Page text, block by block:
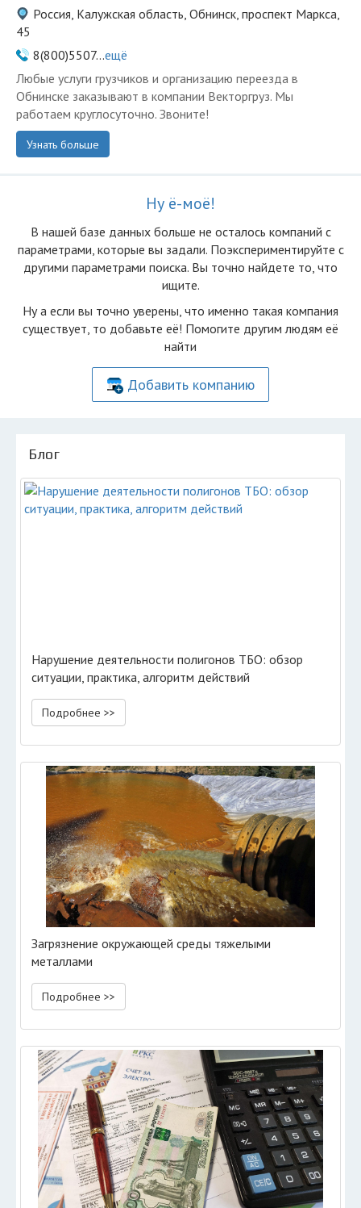
Россия, Калужская область, Обнинск, проспект Маркса,
45
8(800)5507...ещё
Любые услуги грузчиков и организацию переезда в
Обнинске заказывают в компании Векторгруз. Мы
работаем круглосуточно. Звоните!
Узнать больше
Ну ё-моё!
В нашей базе данных больше не осталоcь компаний с
параметрами, которые вы задали. Поэкспериментируйте с
другими параметрами поиска. Вы точно найдете то, что
ищите.
Ну а если вы точно уверены, что именно такая компания
существует, то добавьте её! Помогите другим людям её
найти
Добавить компанию
Блог
Нарушение деятельности полигонов ТБО: обзор
ситуации, практика, алгоритм действий
Подробнее >>
Загрязнение окружающей среды тяжелыми
металлами
Подробнее >>